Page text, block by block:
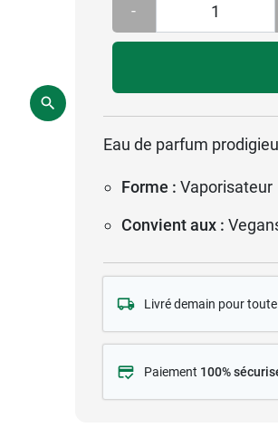
-
Eau de parfum
Forme : Vaporisateur
Convient aux :
Livré demain pour
Paiement 100%